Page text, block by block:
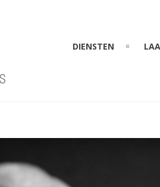
DIENSTEN